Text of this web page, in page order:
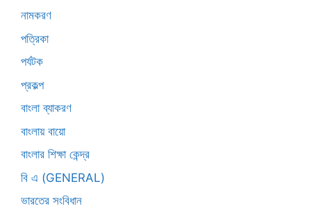
নামকরণ
পত্রিকা
পর্যটক
প্রকল্প
বাংলা ব্যাকরণ
বাংলায় বায়ো
বাংলার শিক্ষা কেন্দ্র
বি এ (GENERAL)
ভারতের সংবিধান